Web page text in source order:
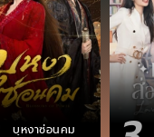
บุหงาซ่อนคม